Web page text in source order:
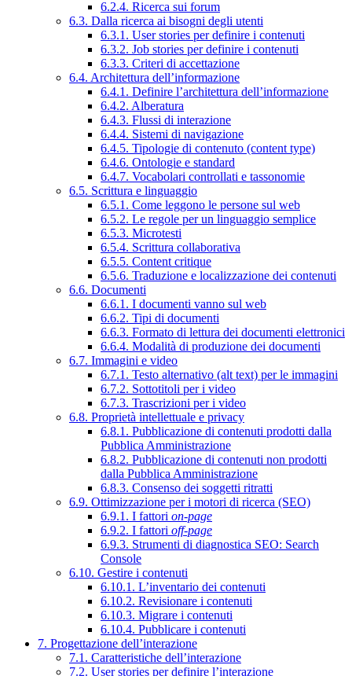
6.2.4. Ricerca sui forum
6.3. Dalla ricerca ai bisogni degli utenti
6.3.1. User stories per definire i contenuti
6.3.2. Job stories per definire i contenuti
6.3.3. Criteri di accettazione
6.4. Architettura dell’informazione
6.4.1. Definire l’architettura dell’informazione
6.4.2. Alberatura
6.4.3. Flussi di interazione
6.4.4. Sistemi di navigazione
6.4.5. Tipologie di contenuto (content type)
6.4.6. Ontologie e standard
6.4.7. Vocabolari controllati e tassonomie
6.5. Scrittura e linguaggio
6.5.1. Come leggono le persone sul web
6.5.2. Le regole per un linguaggio semplice
6.5.3. Microtesti
6.5.4. Scrittura collaborativa
6.5.5. Content critique
6.5.6. Traduzione e localizzazione dei contenuti
6.6. Documenti
6.6.1. I documenti vanno sul web
6.6.2. Tipi di documenti
6.6.3. Formato di lettura dei documenti elettronici
6.6.4. Modalità di produzione dei documenti
6.7. Immagini e video
6.7.1. Testo alternativo (alt text) per le immagini
6.7.2. Sottotitoli per i video
6.7.3. Trascrizioni per i video
6.8. Proprietà intellettuale e privacy
6.8.1. Pubblicazione di contenuti prodotti dalla
Pubblica Amministrazione
6.8.2. Pubblicazione di contenuti non prodotti
dalla Pubblica Amministrazione
6.8.3. Consenso dei soggetti ritratti
6.9. Ottimizzazione per i motori di ricerca (SEO)
6.9.1. I fattori on-page
6.9.2. I fattori off-page
6.9.3. Strumenti di diagnostica SEO: Search
Console
6.10. Gestire i contenuti
6.10.1. L’inventario dei contenuti
6.10.2. Revisionare i contenuti
6.10.3. Migrare i contenuti
6.10.4. Pubblicare i contenuti
7. Progettazione dell’interazione
7.1. Caratteristiche dell’interazione
7.2. User stories per definire l’interazione